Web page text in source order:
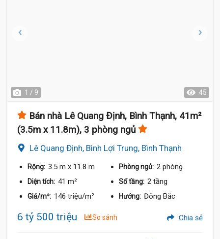
1 / 9 45
Bán nhà Lê Quang Định, Bình Thạnh, 41m²
(3.5m x 11.8m), 3 phòng ngủ
Lê Quang Định, Bình Lợi Trung, Bình Thạnh
Rộng: 3.5 m x 11.8 m Phòng ngủ: 2 phòng
Diện tích: 41 m² Số tầng: 2 tầng
Giá/m²: 146 triệu/m² Hướng: Đông Bắc
6 tỷ 500 triệu So sánh Chia sẻ